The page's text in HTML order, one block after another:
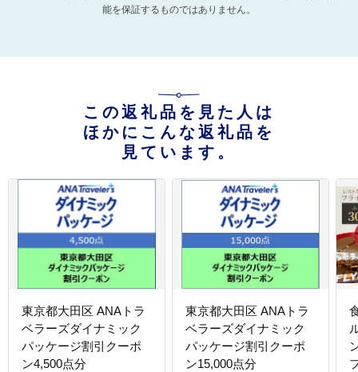
能を保証するものではありません。
この返礼品を見た人は
ほかにこんな返礼品を
見ています。
東京都大田区 ANAトラ
ベラーズダイナミック
パッケージ割引クーポ
ン4,500点分
東京都大田区 ANAトラ
ベラーズダイナミック
パッケージ割引クーポ
ン15,000点分